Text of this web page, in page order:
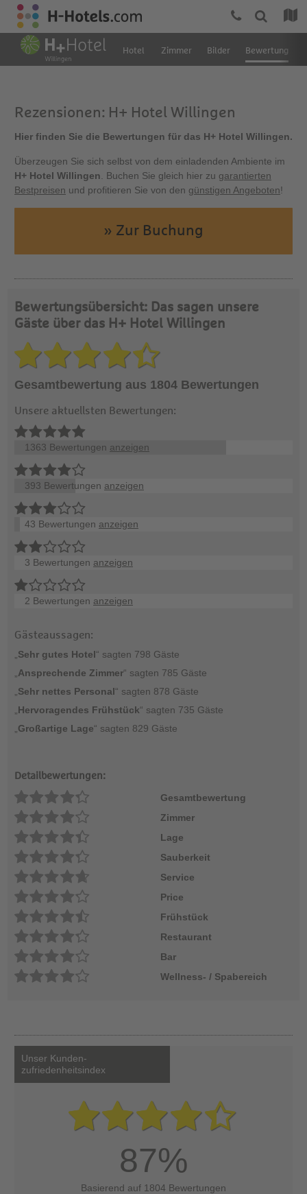
Hotel Zimmer Bilder Bewertung
Rezensionen: H+ Hotel Willingen
Hier finden Sie die Bewertungen für das H+ Hotel Willingen.
Überzeugen Sie sich selbst von dem einladenden Ambiente im
H+ Hotel Willingen . Buchen Sie gleich hier zu garantierten
Bestpreisen und profitieren Sie von den günstigen Angeboten!
» Zur Buchung
Bewertungsübersicht: Das sagen unsere
Gäste über das H+ Hotel Willingen
Gesamtbewertung aus 1804 Bewertungen
Unsere aktuellsten Bewertungen:
1363 Bewertungen anzeigen
393 Bewertungen anzeigen
43 Bewertungen anzeigen
3 Bewertungen anzeigen
2 Bewertungen anzeigen
Gästeaussagen:
Sehr gutes Hotel“ sagten 798 Gäste
Ansprechende Zimmer“ sagten 785 Gäste
Sehr nettes Personal“ sagten 878 Gäste
Hervoragendes Frühstück“ sagten 735 Gäste
Großartige Lage“ sagten 829 Gäste
Detailbewertungen:
Gesamtbewertung
Zimmer
Lage
Sauberkeit
Service
Price
Frühstück
Restaurant
Bar
Wellness- / Spabereich
Unser Kunden-
zufriedenheitsindex
87%
Basierend auf 1804 Bewertungen